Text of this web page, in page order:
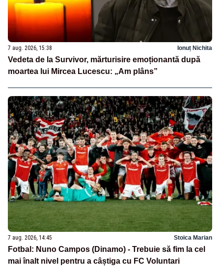
7 aug. 2026, 15:38 Ionuț Nichita
Vedeta de la Survivor, mărturisire emoționantă după
moartea lui Mircea Lucescu: „Am plâns”
7 aug. 2026, 14:45 Stoica Marian
Fotbal: Nuno Campos (Dinamo) - Trebuie să fim la cel
mai înalt nivel pentru a câștiga cu FC Voluntari